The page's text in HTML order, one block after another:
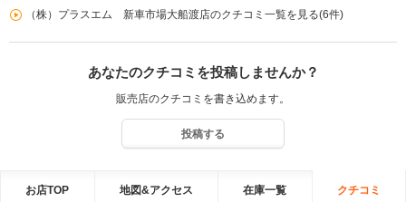
（株）プラスエム 新車市場大船渡店のクチコミ一覧を見る(6件)
あなたのクチコミを投稿しませんか？
販売店のクチコミを書き込めます。
投稿する
お店TOP 地図&アクセス 在庫一覧 クチコミ